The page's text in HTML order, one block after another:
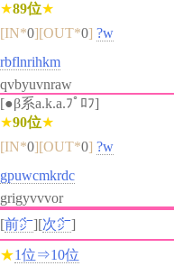
★89位★
[IN*0][OUT*0] ?w
rbflnrihkm
qvbyuvnraw
[●β系a.k.a.ﾌﾟﾛﾌ]
★90位★
[IN*0][OUT*0] ?w
gpuwcmkrdc
grigyvvvor
[前㌻][次㌻]
★1位⇒10位